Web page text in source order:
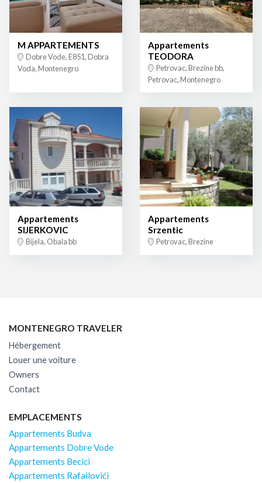
M APPARTEMENTS
Dobre Vode, E851, Dobra
Voda, Montenegro
Appartements
TEODORA
Petrovac, Brezine bb,
Petrovac, Montenegro
Appartements
SIJERKOVIC
Bijela, Obala bb
Appartements
Srzentic
Petrovac, Brezine
MONTENEGRO TRAVELER
Hébergement
Louer une voiture
Owners
Contact
EMPLACEMENTS
Appartements Budva
Appartements Dobre Vode
Appartements Becici
Appartements Rafailovići